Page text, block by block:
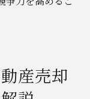
産売却